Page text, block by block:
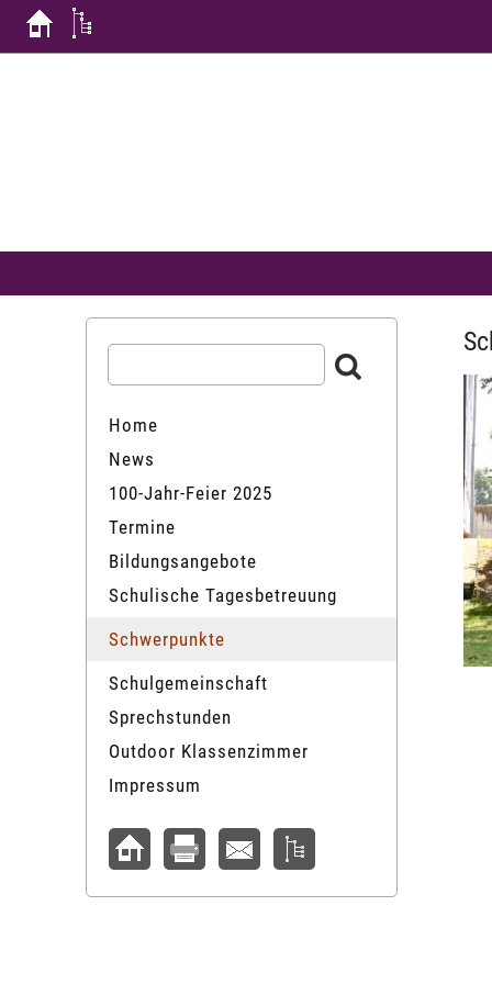
Home
News
100-Jahr-Feier 2025
Termine
Bildungsangebote
Schulische Tagesbetreuung
Schwerpunkte
Schulgemeinschaft
Sprechstunden
Outdoor Klassenzimmer
Impressum